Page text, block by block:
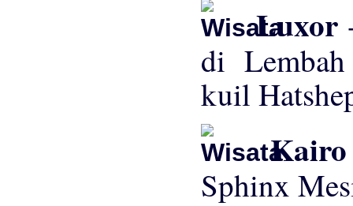
Luxor
di
kuil
Kairo
Sphinx